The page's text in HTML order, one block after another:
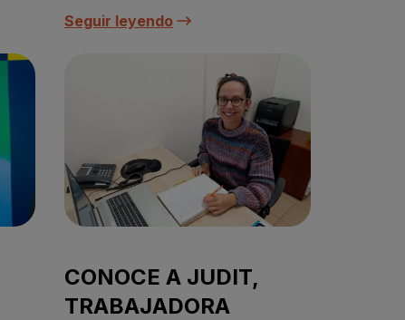
Seguir leyendo
CONOCE A JUDIT,
TRABAJADORA